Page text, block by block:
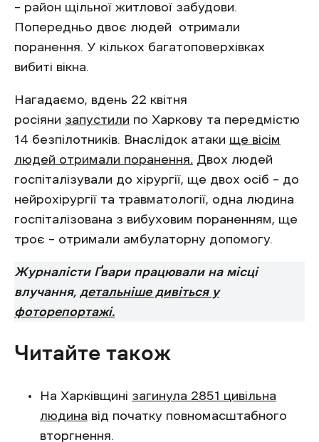
– район щільної житлової забудови.
Попередньо двоє людей отримали
поранення. У кількох багатоповерхівках
вибиті вікна.
Нагадаємо, вдень 22 квітня
росіяни запустили по Харкову та передмістю
14 безпілотників. Внаслідок атаки ще вісім
людей отримали поранення. Двох людей
госпіталізували до хірургії, ще двох осіб – до
нейрохірургії та травматології, одна людина
госпіталізована з вибуховим пораненням, ще
троє – отримали амбулаторну допомогу.
Журналісти Ґвари працювали на місці
влучання, детальніше дивіться у
фоторепортажі.
Читайте також
На Харківщині загинула 2851 цивільна
людина від початку повномасштабного
вторгнення.